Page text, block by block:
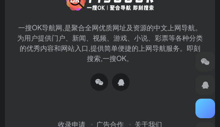
一搜OK导航网,是聚合全网优质网址及资源的中文上网导航。
为用户提供门户、新闻、视频、游戏、小说、彩票等各种分类
的优秀内容和网站入口,提供简单便捷的上网导航服务。即刻
搜索,一搜OK。
收录申请 广告合作 关于我们